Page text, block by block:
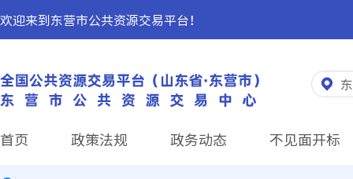
欢迎来到东营市公共资源交易平台！
首页 政策法规 政务动态 不见面开标